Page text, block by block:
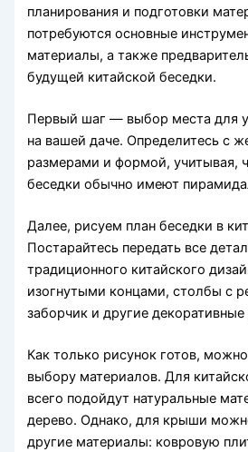
планирования и подготовки
потребуются основные
материалы, а также
будущей китайской беседки.
Первый шаг — выбор места для
на вашей даче. Определитесь с
размерами и формой, учитывая,
беседки обычно имеют
Далее, рисуем план беседки в
Постарайтесь передать все
традиционного китайского
изогнутыми концами, столбы с
заборчик и другие декоративные
Как только рисунок готов,
выбору материалов. Для
всего подойдут натуральные
дерево. Однако, для крыши
другие материалы: ковровую